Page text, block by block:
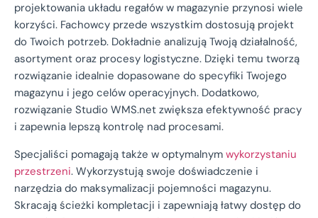
projektowania układu regałów w magazynie przynosi wiele
korzyści. Fachowcy przede wszystkim dostosują projekt
do Twoich potrzeb. Dokładnie analizują Twoją działalność,
asortyment oraz procesy logistyczne. Dzięki temu tworzą
rozwiązanie idealnie dopasowane do specyfiki Twojego
magazynu i jego celów operacyjnych. Dodatkowo,
rozwiązanie Studio WMS.net zwiększa efektywność pracy
i zapewnia lepszą kontrolę nad procesami.
Specjaliści pomagają także w optymalnym wykorzystaniu
przestrzeni. Wykorzystują swoje doświadczenie i
narzędzia do maksymalizacji pojemności magazynu.
Skracają ścieżki kompletacji i zapewniają łatwy dostęp do